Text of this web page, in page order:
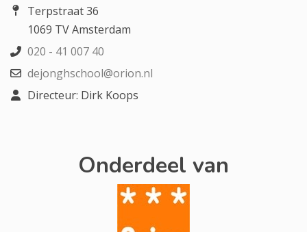
Terpstraat 36
1069 TV Amsterdam
020 - 41 007 40
dejonghschool@orion.nl
Directeur: Dirk Koops
Onderdeel van